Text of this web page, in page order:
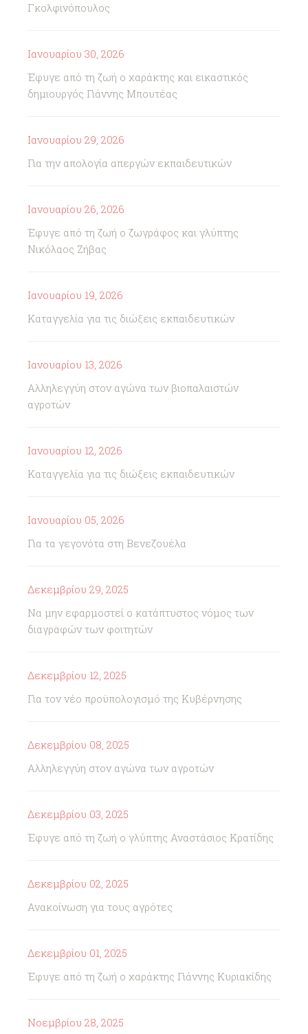
Γκολφινόπουλος
Ιανουαρίου 30, 2026
Έφυγε από τη ζωή ο χαράκτης και εικαστικός
δημιουργός Γιάννης Μπουτέας
Ιανουαρίου 29, 2026
Για την απολογία απεργών εκπαιδευτικών
Ιανουαρίου 26, 2026
Έφυγε από τη ζωή ο ζωγράφος και γλύπτης
Νικόλαος Ζήβας
Ιανουαρίου 19, 2026
Καταγγελία για τις διώξεις εκπαιδευτικών
Ιανουαρίου 13, 2026
Αλληλεγγύη στον αγώνα των βιοπαλαιστών
αγροτών
Ιανουαρίου 12, 2026
Καταγγελία για τις διώξεις εκπαιδευτικών
Ιανουαρίου 05, 2026
Για τα γεγονότα στη Βενεζουέλα
Δεκεμβρίου 29, 2025
Να μην εφαρμοστεί ο κατάπτυστος νόμος των
διαγραφών των φοιτητών
Δεκεμβρίου 12, 2025
Για τον νέο προϋπολογισμό της Κυβέρνησης
Δεκεμβρίου 08, 2025
Αλληλεγγύη στον αγώνα των αγροτών
Δεκεμβρίου 03, 2025
Έφυγε από τη ζωή ο γλύπτης Αναστάσιος Κρατίδης
Δεκεμβρίου 02, 2025
Ανακοίνωση για τους αγρότες
Δεκεμβρίου 01, 2025
Έφυγε από τη ζωή ο χαράκτης Γιάννης Κυριακίδης
Νοεμβρίου 28, 2025